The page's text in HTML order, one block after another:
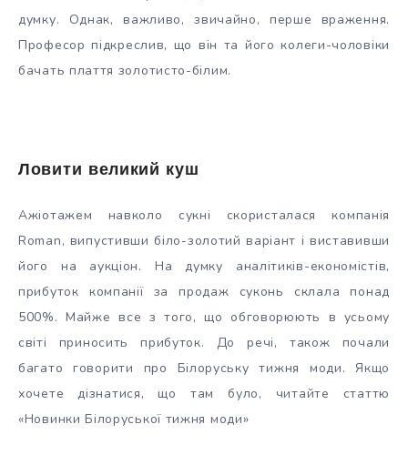
думку. Однак, важливо, звичайно, перше враження.
Професор підкреслив, що він та його колеги-чоловіки
бачать плаття золотисто-білим.
Ловити великий куш
Ажіотажем навколо сукні скористалася компанія
Roman, випустивши біло-золотий варіант і виставивши
його на аукціон. На думку аналітиків-економістів,
прибуток компанії за продаж суконь склала понад
500%. Майже все з того, що обговорюють в усьому
світі приносить прибуток. До речі, також почали
багато говорити про Білоруську тижня моди. Якщо
хочете дізнатися, що там було, читайте статтю
«Новинки Білоруської тижня моди»